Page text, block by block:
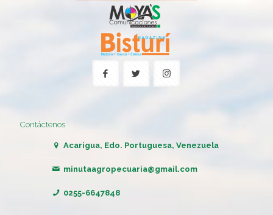
Contáctenos
Acarigua, Edo. Portuguesa, Venezuela
minutaagropecuaria@gmail.com
0255-6647848